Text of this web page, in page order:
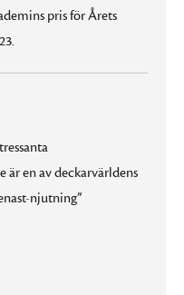
pris för Årets
är en av deckarvärldens
njutning”